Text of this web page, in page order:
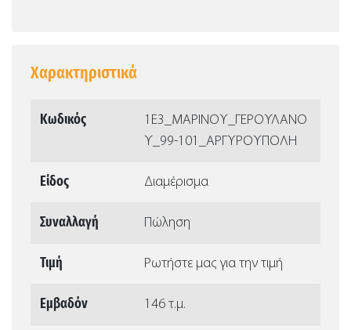
Χαρακτηριστικά
Κωδικός
1Ε3_ΜΑΡΙΝΟΥ_ΓΕΡΟΥΛΑΝΟ
Υ_99-101_ΑΡΓΥΡΟΥΠΟΛΗ
Είδος Διαμέρισμα
Συναλλαγή Πώληση
Τιμή Ρωτήστε μας για την τιμή
Εμβαδόν 146 τ.μ.